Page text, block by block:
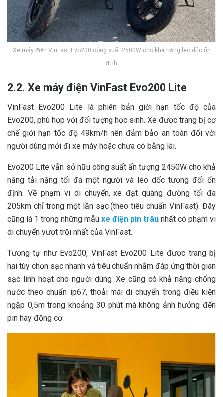
Xe máy điện VinFast Evo200 công suất 2500W cho khả năng leo dốc ổn
định
2.2. Xe máy điện VinFast Evo200 Lite
VinFast Evo200 Lite là phiên bản giới hạn tốc độ của
Evo200, phù hợp với đối tượng học sinh. Xe được trang bị cơ
chế giới hạn tốc độ 49km/h nên đảm bảo an toàn đối với
người dùng mới đi xe máy hoặc chưa có bằng lái.
Evo200 Lite vẫn sở hữu công suất ấn tượng 2450W cho khả
năng tải nặng tối đa một người và leo dốc tương đối ổn
định. Về phạm vi di chuyển, xe đạt quãng đường tối đa
205km chỉ trong một lần sạc (theo tiêu chuẩn VinFast). Đây
cũng là 1 trong những mẫuxe điện pin trâunhất có phạm vi
di chuyển vượt trội nhất của VinFast.
Tương tự như Evo200, VinFast Evo200 Lite được trang bị
hai tùy chọn sạc nhanh và tiêu chuẩn nhằm đáp ứng thời gian
sạc linh hoạt cho người dùng. Xe cũng có khả năng chống
nước theo chuẩn ip67, thoải mái di chuyển trong điều kiện
ngập 0,5m trong khoảng 30 phút mà không ảnh hưởng đến
pin hay động cơ.